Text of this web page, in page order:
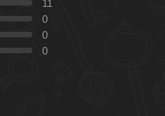
11
0
0
0